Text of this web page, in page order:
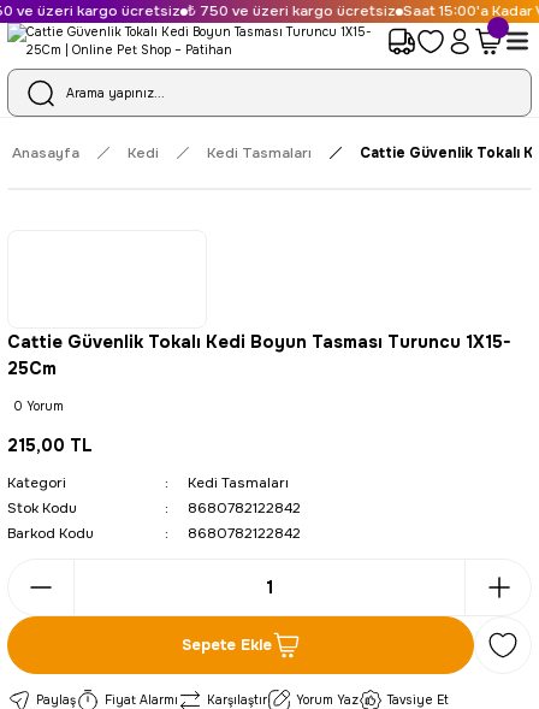
ve üzeri kargo ücretsiz ₺ 750 ve üzeri kargo ücretsiz Saat 15:00'a Kadar
Anasayfa Kedi Kedi Tasmaları Cattie Güvenlik Tokalı
Cattie Güvenlik Tokalı Kedi Boyun Tasması Turuncu 1X15-
25Cm
0 Yorum
215,00 TL
Kategori
Kedi Tasmaları
Stok Kodu
8680782122842
Barkod Kodu
8680782122842
Sepete Ekle
Paylaş Fiyat Alarmı Karşılaştır Yorum Yaz Tavsiye Et